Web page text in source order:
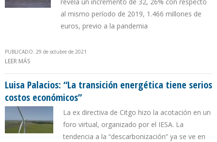
al mismo período de 2019, 1.466 millones de
euros, previo a la pandemia
PUBLICADO: 29 de octubre de 2021
LEER MÁS
Luisa Palacios: “La transición energética tiene serios
costos económicos”
La ex directiva de Citgo hizo la acotación en un
foro virtual, organizado por el IESA. La
tendencia a la “descarbonización” ya se ve en